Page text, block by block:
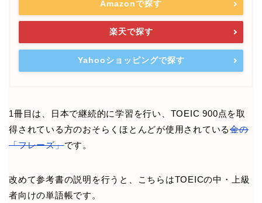
Amazonで探す
楽天で探す
Yahooショッピングで探す
1冊目は、日本で継続的に学習を行い、TOEIC 900点を取
得されている方のおそらくほとんどが使用されている金の
「フレーズ」です。
改めて参考書の説明を行うと、こちらはTOEICの中・上級
者向けの単語帳です。